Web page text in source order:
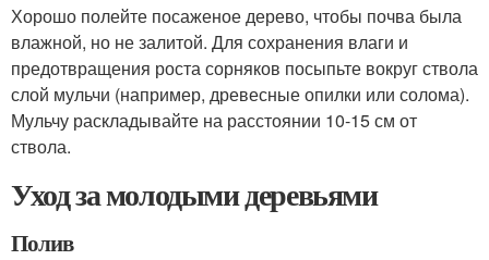
Хорошо полейте посаженое дерево, чтобы почва была
влажной, но не залитой. Для сохранения влаги и
предотвращения роста сорняков посыпьте вокруг ствола
слой мульчи (например, древесные опилки или солома).
Мульчу раскладывайте на расстоянии 10-15 см от
ствола.
Уход за молодыми деревьями
Полив